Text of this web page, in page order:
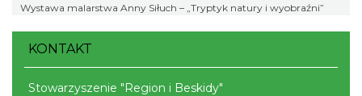
Wystawa malarstwa Anny Siłuch – „Tryptyk natury i wyobraźni”
KONTAKT
Stowarzyszenie "Region i Beskidy"